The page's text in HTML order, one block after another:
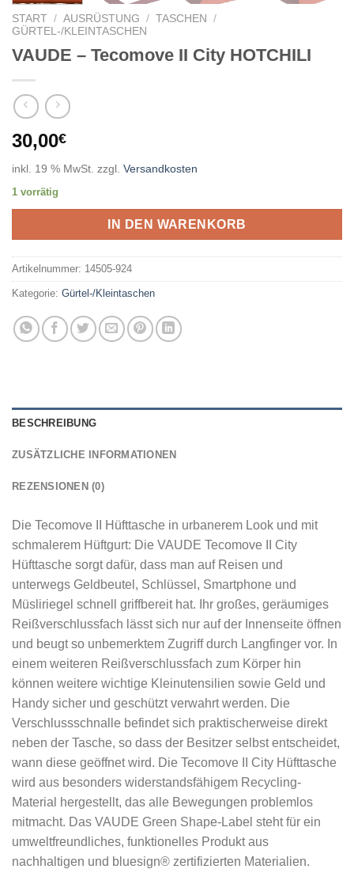
START / AUSRÜSTUNG / TASCHEN
/
GÜRTEL-/KLEINTASCHEN
VAUDE – Tecomove II City HOTCHILI
30,00€
inkl. 19 % MwSt. zzgl. Versandkosten
1 vorrätig
IN DEN WARENKORB
Artikelnummer: 14505-924
Kategorie: Gürtel-/Kleintaschen
BESCHREIBUNG
ZUSÄTZLICHE INFORMATIONEN
REZENSIONEN (0)
Die Tecomove II Hüfttasche in urbanerem Look und mit
schmalerem Hüftgurt: Die VAUDE Tecomove II City
Hüfttasche sorgt dafür, dass man auf Reisen und
unterwegs Geldbeutel, Schlüssel, Smartphone und
Müsliriegel schnell griffbereit hat. Ihr großes, geräumiges
Reißverschlussfach lässt sich nur auf der Innenseite öffnen
und beugt so unbemerktem Zugriff durch Langfinger vor. In
einem weiteren Reißverschlussfach zum Körper hin
können weitere wichtige Kleinutensilien sowie Geld und
Handy sicher und geschützt verwahrt werden. Die
Verschlussschnalle befindet sich praktischerweise direkt
neben der Tasche, so dass der Besitzer selbst entscheidet,
wann diese geöffnet wird. Die Tecomove II City Hüfttasche
wird aus besonders widerstandsfähigem Recycling-
Material hergestellt, das alle Bewegungen problemlos
mitmacht. Das VAUDE Green Shape-Label steht für ein
umweltfreundliches, funktionelles Produkt aus
nachhaltigen und bluesign® zertifizierten Materialien.